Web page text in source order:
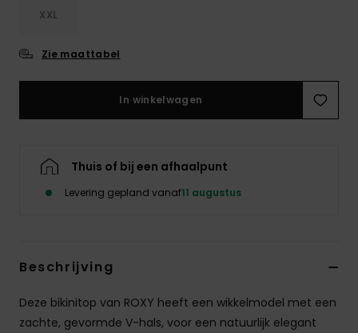
Fitness
XXL
Zie maattabel
In winkelwagen
Thuis of bij een afhaalpunt
Levering gepland vanaf11 augustus
Beschrijving
Deze bikinitop van ROXY heeft een wikkelmodel met een
zachte, gevormde V-hals, voor een natuurlijk elegant